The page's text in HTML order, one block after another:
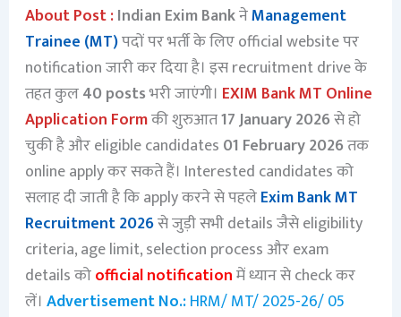
About Post :Indian Exim BankनेManagement
Trainee (MT)पदों पर भर्ती के लिए official website पर
notification जारी कर दिया है। इस recruitment drive के
तहत कुल40 postsभरी जाएंगी। EXIM Bank MT Online
Application Formकी शुरुआत17 January 2026से हो
चुकी है और eligible candidates 01 February 2026तक
online apply कर सकते हैं। Interested candidates को
सलाह दी जाती है कि apply करने से पहलेExim Bank MT
Recruitment 2026से जुड़ी सभी details जैसे eligibility
criteria, age limit, selection process और exam
details कोofficial notificationमें ध्यान से check कर
लें। Advertisement No.:HRM/ MT/ 2025-26/ 05